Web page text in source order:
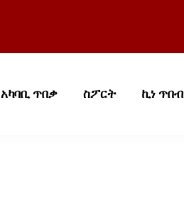
አካባቢ ጥበቃ ስፖርት ኪነ ጥበብ